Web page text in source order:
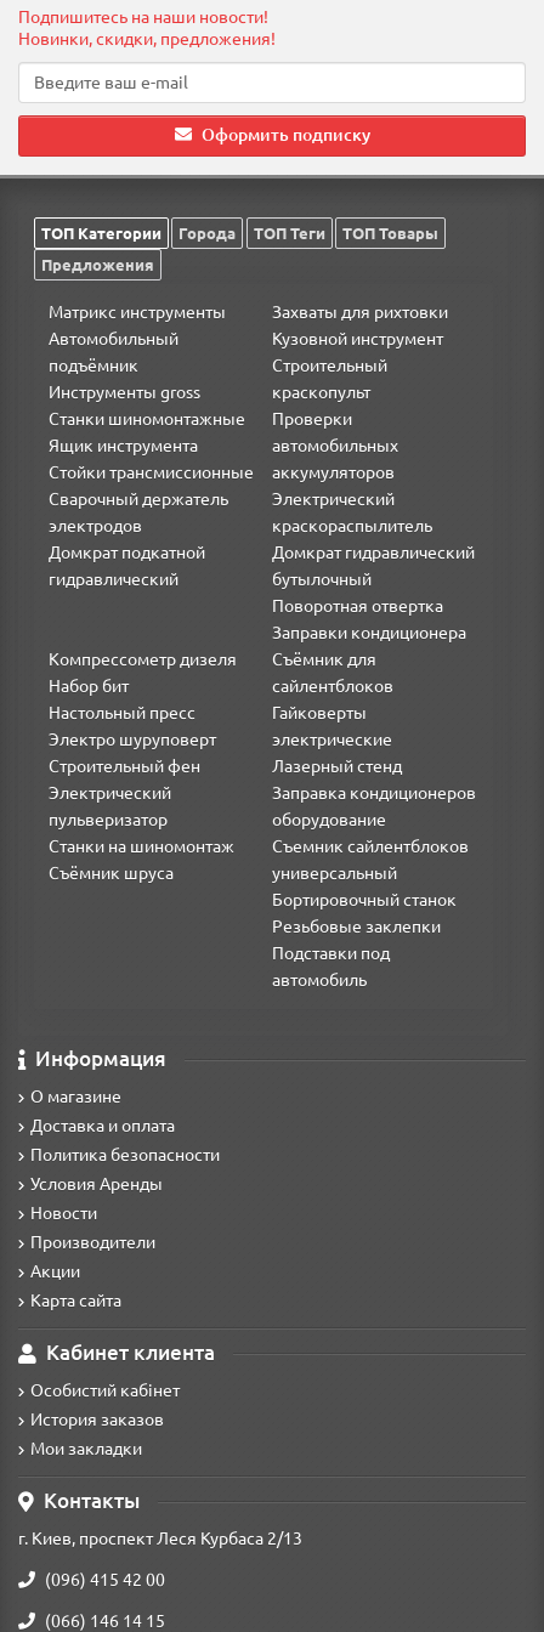
Инструкция по эксплуатации
Фирменная упаковка
Подпишитесь на наши новости!
Новинки, скидки, предложения!
Оформить подписку
ТОП Категории Города ТОП Теги
ТОП Товары
Предложения
Матрикс инструменты
Автомобильный
подъёмник
Инструменты gross
Станки шиномонтажные
Ящик инструмента
Стойки трансмиссионные
Сварочный держатель
электродов
Домкрат подкатной
гидравлический
Захваты для рихтовки
Кузовной инструмент
Строительный
краскопульт
Проверки
автомобильных
аккумуляторов
Электрический
краскораспылитель
Домкрат гидравлический
бутылочный
Поворотная отвертка
Заправки кондиционера
Компрессометр дизеля
Набор бит
Настольный пресс
Электро шуруповерт
Строительный фен
Электрический
пульверизатор
Станки на шиномонтаж
Съёмник шруса
Съёмник для
сайлентблоков
Гайковерты
электрические
Лазерный стенд
Заправка кондиционеров
оборудование
Съемник сайлентблоков
универсальный
Бортировочный станок
Резьбовые заклепки
Подставки под
автомобиль
Информация
О магазине
Доставка и оплата
Политика безопасности
Условия Аренды
Новости
Производители
Акции
Карта сайта
Кабинет клиента
Особистий кабінет
История заказов
Мои закладки
Контакты
г. Киев, проспект Леся Курбаса 2/13
(096) 415 42 00
(066) 146 14 15